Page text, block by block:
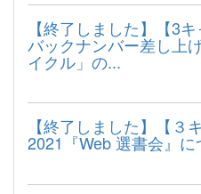
【終了しました】【3
バックナンバー差し上
イクル」の...
【終了しました】【３
2021『Web 選書会』に